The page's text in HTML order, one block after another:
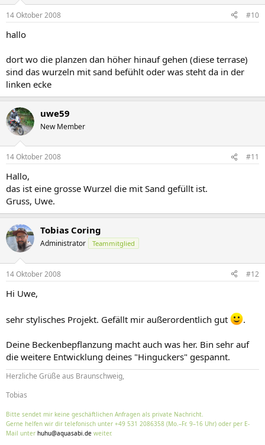
14 Oktober 2008 #10
hallo
dort wo die planzen dan höher hinauf gehen (diese terrase)
sind das wurzeln mit sand befühlt oder was steht da in der
linken ecke
uwe59
New Member
14 Oktober 2008 #11
Hallo,
das ist eine grosse Wurzel die mit Sand gefüllt ist.
Gruss, Uwe.
Tobias Coring
Administrator Teammitglied
14 Oktober 2008 #12
Hi Uwe,
sehr stylisches Projekt. Gefällt mir außerordentlich gut .
Deine Beckenbepflanzung macht auch was her. Bin sehr auf
die weitere Entwicklung deines "Hinguckers" gespannt.
Herzliche Grüße aus Braunschweig,
Tobias
Bitte sendet mir keine geschäftlichen Anfragen als private Nachricht.
Gerne helfen wir dir telefonisch unter +49 531 2086358 (Mo.–Fr. 9–16 Uhr) oder per E-
Mail unter huhu@aquasabi.de weiter.